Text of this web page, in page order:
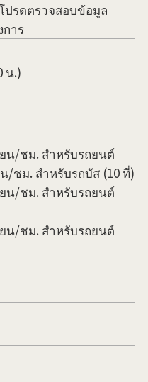
ปรดตรวจสอบข้อมูล
าร
น.)
ยน/ชม. สำหรับรถยนต์
/ชม. สำหรับรถบัส (10 ที่)
ยน/ชม. สำหรับรถยนต์
ยน/ชม. สำหรับรถยนต์